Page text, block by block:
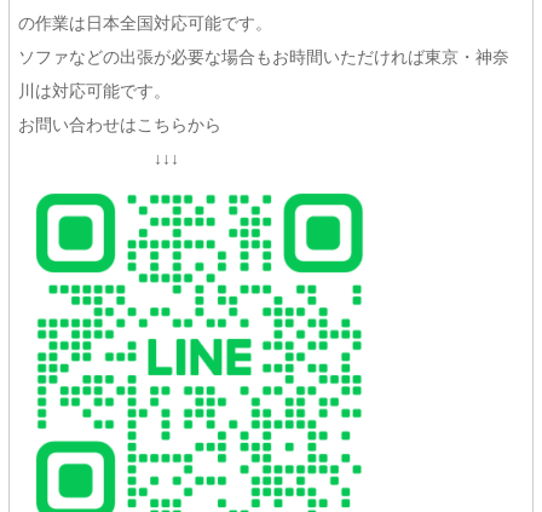
の作業は日本全国対応可能です。
ソファなどの出張が必要な場合もお時間いただければ東京・神奈
川は対応可能です。
お問い合わせはこちらから
↓↓↓